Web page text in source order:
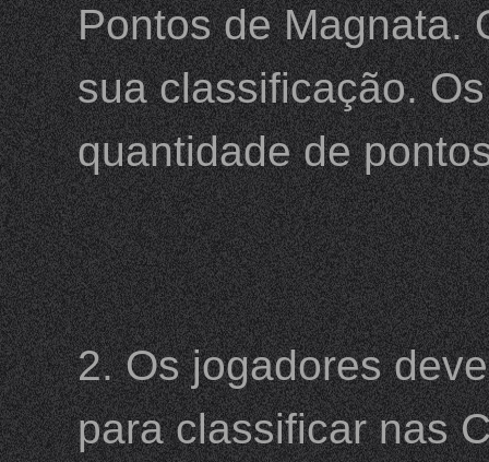
Pontos de Magnata.
sua classificação.
quantidade de
2. Os jogadores
para classificar nas